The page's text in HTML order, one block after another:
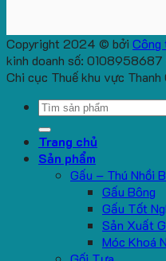
Copyright 2024 © bởi Công
kinh doanh số:
Chi cục Thuế khu vực Thanh
Search
Trang chủ
Sản phẩm
Gấu – Thú Nhồi
Gấu Bông
Gấu Tốt
Sản Xuất
Móc Khoá